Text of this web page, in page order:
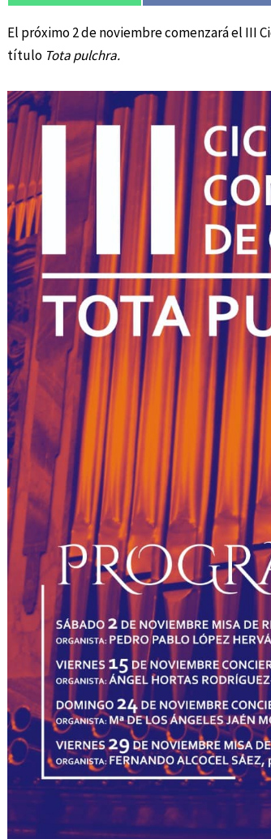
El próximo 2 de noviembre comenzará el III
título Tota pulchra.